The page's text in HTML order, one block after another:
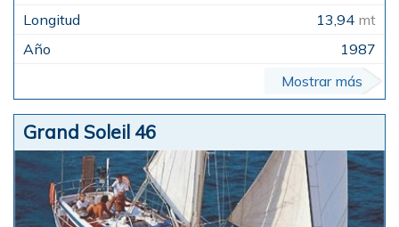
13,94 mt
1987
Mostrar más
Grand Soleil 46